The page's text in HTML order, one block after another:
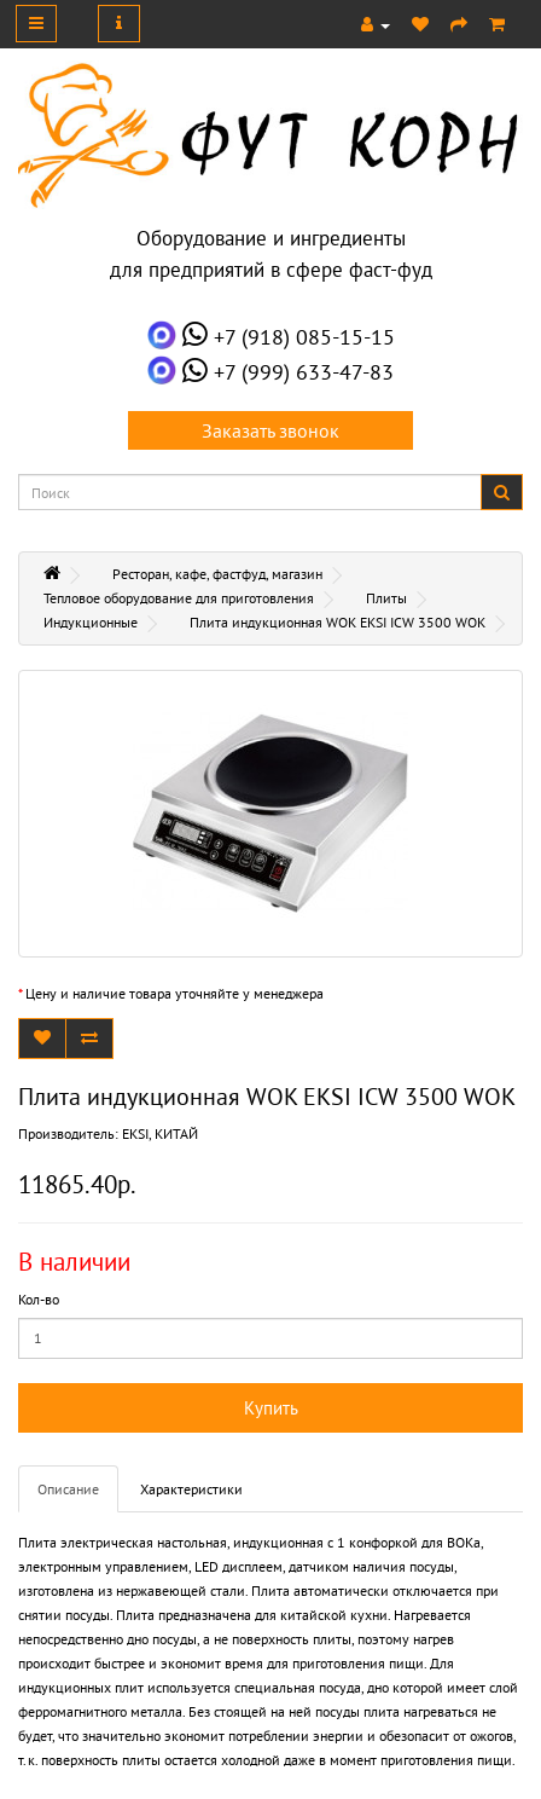
Оборудование и ингредиенты
для предприятий в сфере фаст-фуд
+7 (918) 085-15-15
+7 (999) 633-47-83
Заказать звонок
Ресторан, кафе, фастфуд, магазин
Тепловое оборудование для приготовления
Плиты
Индукционные
Плита индукционная WOK EKSI ICW 3500 WOK
*Цену и наличие товара уточняйте у менеджера
Плита индукционная WOK EKSI ICW 3500 WOK
Производитель: EKSI, КИТАЙ
11865.40р.
В наличии
Кол-во
Купить
Описание Характеристики
Плита электрическая настольная, индукционная с 1 конфоркой для ВОКа,
электронным управлением, LED дисплеем, датчиком наличия посуды,
изготовлена из нержавеющей стали. Плита автоматически отключается при
снятии посуды. Плита предназначена для китайской кухни. Нагревается
непосредственно дно посуды, а не поверхность плиты, поэтому нагрев
происходит быстрее и экономит время для приготовления пищи. Для
индукционных плит используется специальная посуда, дно которой имеет слой
ферромагнитного металла. Без стоящей на ней посуды плита нагреваться не
будет, что значительно экономит потреблении энергии и обезопасит от ожогов,
т.к. поверхность плиты остается холодной даже в момент приготовления пищи.